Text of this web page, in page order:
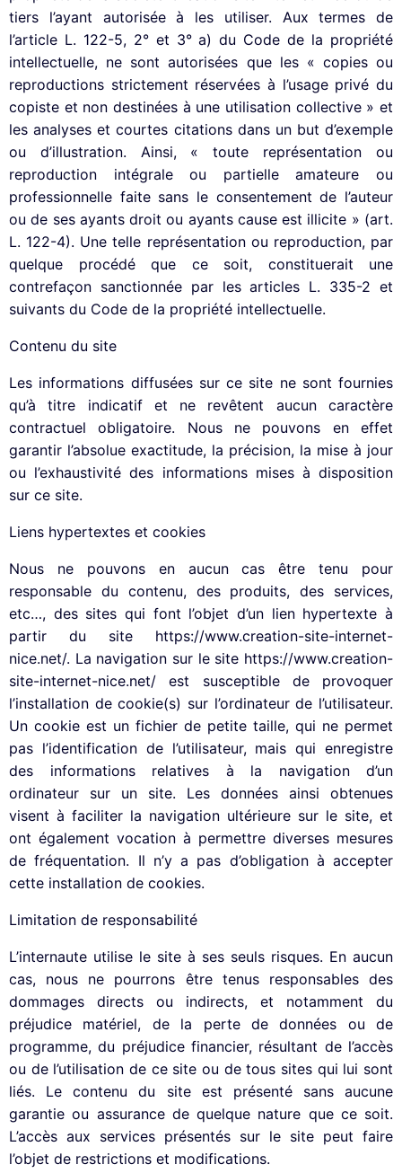
tiers l’ayant autorisée à les utiliser. Aux termes de
l’article L. 122-5, 2° et 3° a) du Code de la propriété
intellectuelle, ne sont autorisées que les « copies ou
reproductions strictement réservées à l’usage privé du
copiste et non destinées à une utilisation collective » et
les analyses et courtes citations dans un but d’exemple
ou d’illustration. Ainsi, « toute représentation ou
reproduction intégrale ou partielle amateure ou
professionnelle faite sans le consentement de l’auteur
ou de ses ayants droit ou ayants cause est illicite » (art.
L. 122-4). Une telle représentation ou reproduction, par
quelque procédé que ce soit, constituerait une
contrefaçon sanctionnée par les articles L. 335-2 et
suivants du Code de la propriété intellectuelle.
Contenu du site
Les informations diffusées sur ce site ne sont fournies
qu’à titre indicatif et ne revêtent aucun caractère
contractuel obligatoire. Nous ne pouvons en effet
garantir l’absolue exactitude, la précision, la mise à jour
ou l’exhaustivité des informations mises à disposition
sur ce site.
Liens hypertextes et cookies
Nous ne pouvons en aucun cas être tenu pour
responsable du contenu, des produits, des services,
etc…, des sites qui font l’objet d’un lien hypertexte à
partir du site https://www.creation-site-internet-
nice.net/. La navigation sur le site https://www.creation-
site-internet-nice.net/ est susceptible de provoquer
l’installation de cookie(s) sur l’ordinateur de l’utilisateur.
Un cookie est un fichier de petite taille, qui ne permet
pas l’identification de l’utilisateur, mais qui enregistre
des informations relatives à la navigation d’un
ordinateur sur un site. Les données ainsi obtenues
visent à faciliter la navigation ultérieure sur le site, et
ont également vocation à permettre diverses mesures
de fréquentation. Il n’y a pas d’obligation à accepter
cette installation de cookies.
Limitation de responsabilité
L’internaute utilise le site à ses seuls risques. En aucun
cas, nous ne pourrons être tenus responsables des
dommages directs ou indirects, et notamment du
préjudice matériel, de la perte de données ou de
programme, du préjudice financier, résultant de l’accès
ou de l’utilisation de ce site ou de tous sites qui lui sont
liés. Le contenu du site est présenté sans aucune
garantie ou assurance de quelque nature que ce soit.
L’accès aux services présentés sur le site peut faire
l’objet de restrictions et modifications.